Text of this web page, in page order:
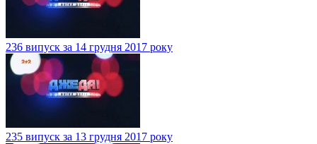
236 випуск за 14 грудня 2017 року
235 випуск за 13 грудня 2017 року